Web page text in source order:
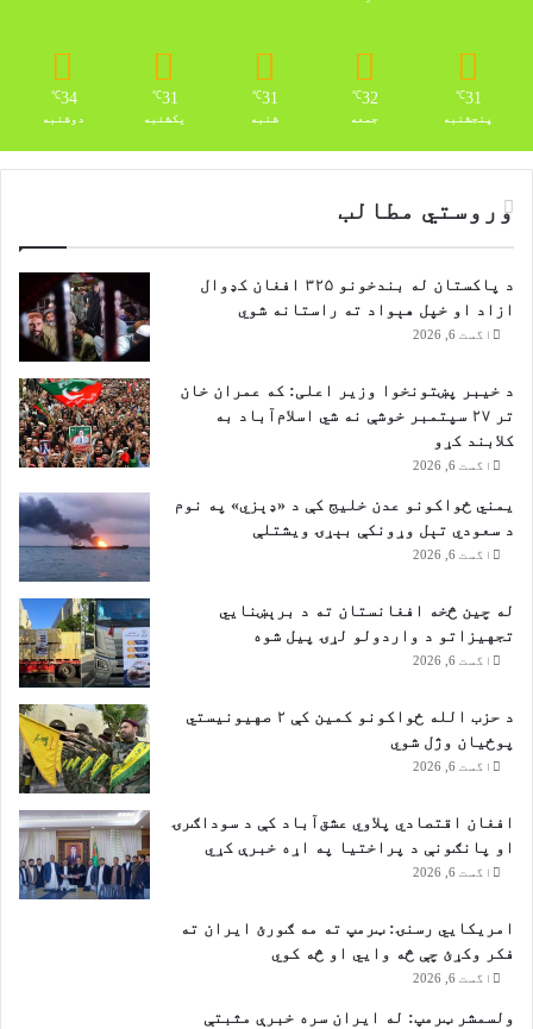
ړ
31
℃
پنجشنبه
32
℃
جمعه
31
℃
شنبه
31
℃
یکشنبه
34
℃
دوشنبه
وروستي مطالب
د پاکستان له بندخونو ۳۲۵ افغان کډوال
ازاد او خپل هېواد ته راستانه شوي
اگست 6, 2026
د خیبر پښتونخوا وزیر اعلی: که عمران خان
تر ۲۷ سپتمبر خوشې نه شي اسلام‌آباد به
کلابند کړو
اگست 6, 2026
یمني ځواکونو عدن خلیج کې د «ډېزي» په نوم
د سعودي تېل وړونکې بېړۍ ویشتلې
اگست 6, 2026
له چین څخه افغانستان ته د برېښنايي
تجهیزاتو د واردولو لړۍ پیل شوه
اگست 6, 2026
د حزب الله ځواکونو کمین کې ۲ صهیونیستي
پوځیان وژل شوي
اگست 6, 2026
افغان اقتصادي پلاوي عشق‌آباد کې د سوداګرۍ
او پانګونې د پراختیا په اړه خبرې کړي
اگست 6, 2026
امریکایي رسنۍ: ټرمپ ته مه ګورئ ایران ته
فکر وکړئ چې څه وایي او څه کوي
اگست 6, 2026
ولسمشر ټرمپ: له ایران سره خبرې مثبتې